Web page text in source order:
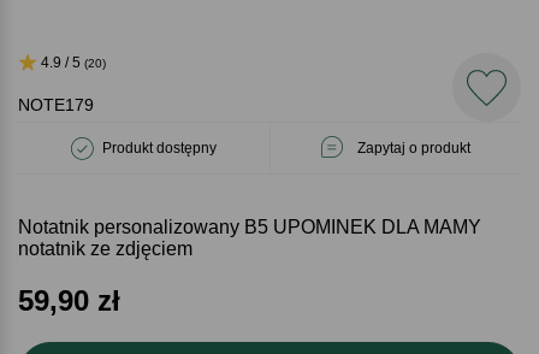
NOTE179
Produkt dostępny Zapytaj o produkt
4.9 / 5 (20)
Notatnik personalizowany B5 UPOMINEK DLA MAMY
notatnik ze zdjęciem
59,90 zł